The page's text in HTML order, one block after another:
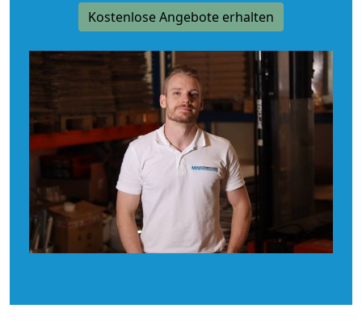
Kostenlose Angebote erhalten